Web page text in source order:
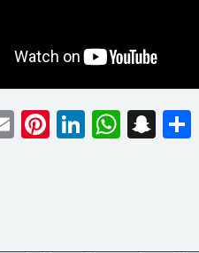
EmailPinterest
LinkedIn